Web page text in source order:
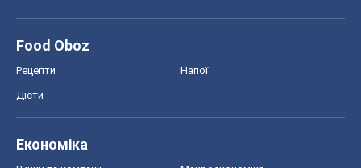
Food Oboz
Рецепти Напої
Дієти
Економіка